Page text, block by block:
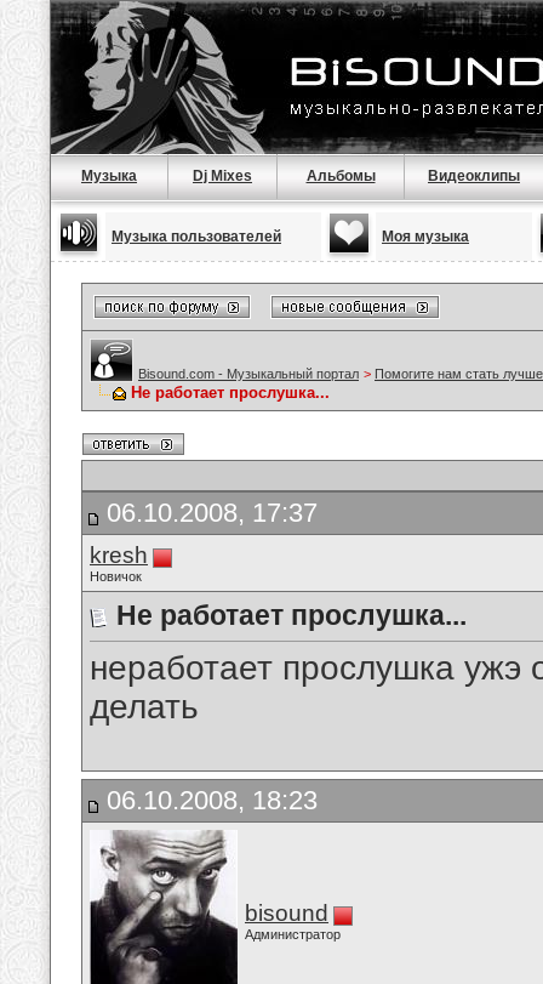
Музыка Dj Mixes Альбомы Видеоклипы
Музыка пользователей Моя музыка
Bisound.com - Музыкальный портал > Помогите нам стать
Не работает прослушка...
06.10.2008, 17:37
kresh
Новичок
Не работает прослушка...
неработает прослушка ужэ
делать
06.10.2008, 18:23
bisound
Администратор